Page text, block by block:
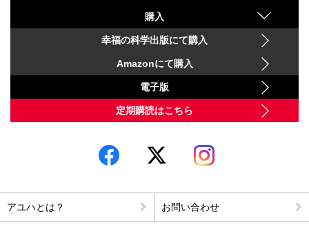
購入
幸福の科学出版にて購入
Amazonにて購入
電子版
定期購読はこちら
アユハとは？ お問い合わせ